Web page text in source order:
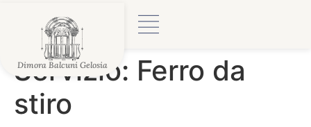
Dimora Balcuni Gelosia
Servizio: Ferro da
stiro